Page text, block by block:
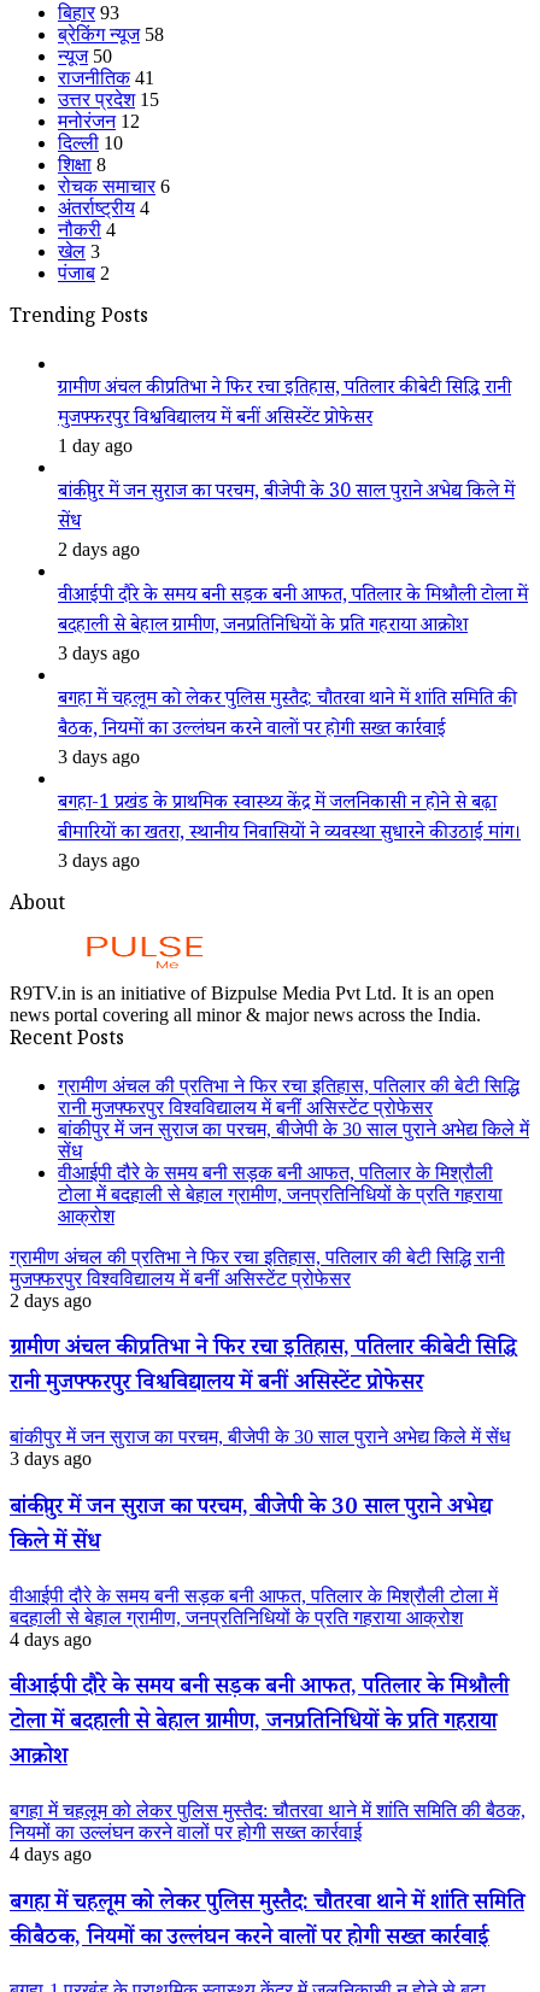
बिहार 93
ब्रेकिंग न्यूज 58
न्यूज 50
राजनीतिक 41
उत्तर प्रदेश 15
मनोरंजन 12
दिल्ली 10
शिक्षा 8
रोचक समाचार 6
अंतर्राष्ट्रीय 4
नौकरी 4
खेल 3
पंजाब 2
Trending Posts
ग्रामीण अंचल की प्रतिभा ने फिर रचा इतिहास, पतिलार की बेटी सिद्धि रानी
मुजफ्फरपुर विश्वविद्यालय में बनीं असिस्टेंट प्रोफेसर
1 day ago
बांकीपुर में जन सुराज का परचम, बीजेपी के 30 साल पुराने अभेद्य किले में
सेंध
2 days ago
वीआईपी दौरे के समय बनी सड़क बनी आफत, पतिलार के मिश्रौली टोला में
बदहाली से बेहाल ग्रामीण, जनप्रतिनिधियों के प्रति गहराया आक्रोश
3 days ago
बगहा में चहलूम को लेकर पुलिस मुस्तैद: चौतरवा थाने में शांति समिति की
बैठक, नियमों का उल्लंघन करने वालों पर होगी सख्त कार्रवाई
3 days ago
बगहा-1 प्रखंड के प्राथमिक स्वास्थ्य केंद्र में जलनिकासी न होने से बढ़ा
बीमारियों का खतरा, स्थानीय निवासियों ने व्यवस्था सुधारने की उठाई मांग।
3 days ago
About
R9TV.in is an initiative of Bizpulse Media Pvt Ltd. It is an open
news portal covering all minor & major news across the India.
Recent Posts
ग्रामीण अंचल की प्रतिभा ने फिर रचा इतिहास, पतिलार की बेटी सिद्धि
रानी मुजफ्फरपुर विश्वविद्यालय में बनीं असिस्टेंट प्रोफेसर
बांकीपुर में जन सुराज का परचम, बीजेपी के 30 साल पुराने अभेद्य किले में
सेंध
वीआईपी दौरे के समय बनी सड़क बनी आफत, पतिलार के मिश्रौली
टोला में बदहाली से बेहाल ग्रामीण, जनप्रतिनिधियों के प्रति गहराया
आक्रोश
ग्रामीण अंचल की प्रतिभा ने फिर रचा इतिहास, पतिलार की बेटी सिद्धि रानी
मुजफ्फरपुर विश्वविद्यालय में बनीं असिस्टेंट प्रोफेसर
2 days ago
ग्रामीण अंचल की प्रतिभा ने फिर रचा इतिहास, पतिलार की बेटी सिद्धि
रानी मुजफ्फरपुर विश्वविद्यालय में बनीं असिस्टेंट प्रोफेसर
बांकीपुर में जन सुराज का परचम, बीजेपी के 30 साल पुराने अभेद्य किले में सेंध
3 days ago
बांकीपुर में जन सुराज का परचम, बीजेपी के 30 साल पुराने अभेद्य
किले में सेंध
वीआईपी दौरे के समय बनी सड़क बनी आफत, पतिलार के मिश्रौली टोला में
बदहाली से बेहाल ग्रामीण, जनप्रतिनिधियों के प्रति गहराया आक्रोश
4 days ago
वीआईपी दौरे के समय बनी सड़क बनी आफत, पतिलार के मिश्रौली
टोला में बदहाली से बेहाल ग्रामीण, जनप्रतिनिधियों के प्रति गहराया
आक्रोश
बगहा में चहलूम को लेकर पुलिस मुस्तैद: चौतरवा थाने में शांति समिति की बैठक,
नियमों का उल्लंघन करने वालों पर होगी सख्त कार्रवाई
4 days ago
बगहा में चहलूम को लेकर पुलिस मुस्तैद: चौतरवा थाने में शांति समिति
की बैठक, नियमों का उल्लंघन करने वालों पर होगी सख्त कार्रवाई